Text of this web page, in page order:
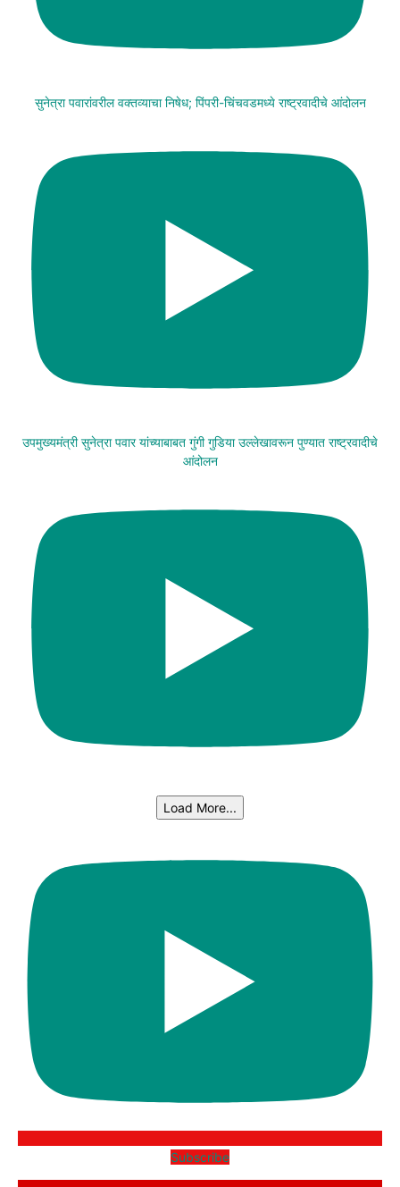
सुनेत्रा पवारांवरील वक्तव्याचा निषेध; पिंपरी-चिंचवडमध्ये राष्ट्रवादीचे आंदोलन
उपमुख्यमंत्री सुनेत्रा पवार यांच्याबाबत गुंगी गुडिया उल्लेखावरून पुण्यात राष्ट्रवादीचे
आंदोलन
Load More...
Subscribe